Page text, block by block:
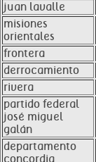
juan lavalle
misiones
orientales
frontera
derrocamiento
rivera
partido federal
josé miguel
galán
departamento
concordia